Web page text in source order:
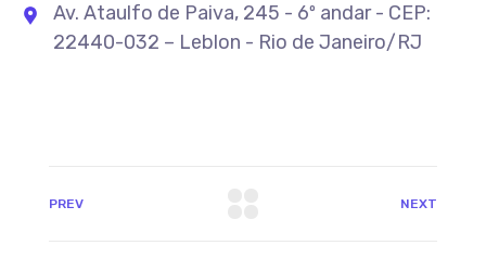
Av. Ataulfo de Paiva, 245 - 6º andar - CEP:
22440-032 – Leblon - Rio de Janeiro/RJ
PREV NEXT